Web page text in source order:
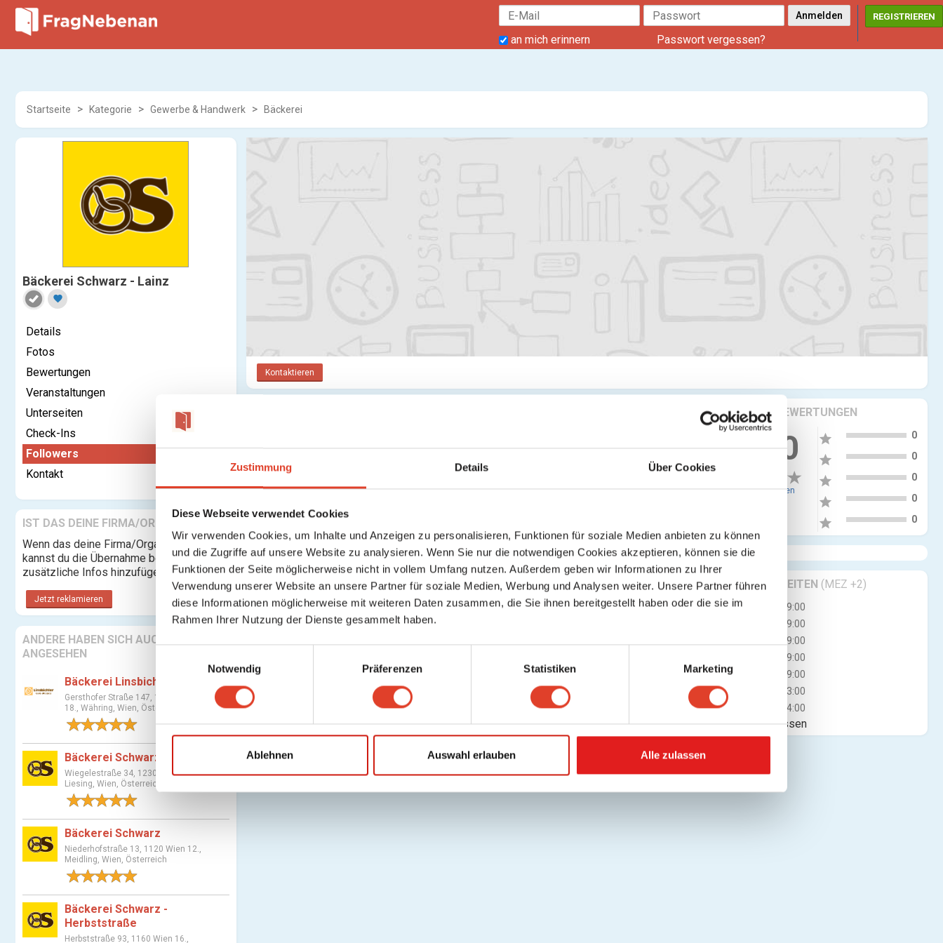
Zustimmung Details Über Cookies
Diese Webseite verwendet Cookies
Wir verwenden Cookies, um Inhalte und Anzeigen zu personalisieren, Funktionen für soziale Medien anbieten zu können
und die Zugriffe auf unsere Website zu analysieren. Wenn Sie nur die notwendigen Cookies akzeptieren, können sie die
Funktionen der Seite möglicherweise nicht in vollem Umfang nutzen. Außerdem geben wir Informationen zu Ihrer
Verwendung unserer Website an unsere Partner für soziale Medien, Werbung und Analysen weiter. Unsere Partner führen
diese Informationen möglicherweise mit weiteren Daten zusammen, die Sie ihnen bereitgestellt haben oder die sie im
Rahmen Ihrer Nutzung der Dienste gesammelt haben.
l
i
g
n
g
s
s
a
Notwendig Präferenzen Statistiken Marketing
Ablehnen Auswahl erlauben Alle zulassen
an mich erinnern Passwort vergessen?
REGISTRIEREN
Startseite Kategorie Gewerbe & Handwerk Bäckerei
Bäckerei Schwarz - Lainz
favorite
Details
Fotos
Bewertungen
Veranstaltungen
Unterseiten
Check-Ins
Followers
Kontakt
IST DAS DEINE FIRMA/ORGANISATION?
Wenn das deine Firma/Organisation ist,
kannst du die Übernahme beantragen und
zusätzliche Infos hinzufügen.
Jetzt reklamieren
ANDERE HABEN SICH AUCH
ANGESEHEN
Bäckerei Linsbichler
Gersthofer Straße 147, 1180 Wien
18., Währing, Wien, Österreich
1 Bewertung
Bäckerei Schwarz
Wiegelestraße 34, 1230 Wien 23.,
Liesing, Wien, Österreich
Bäckerei Schwarz
Niederhofstraße 13, 1120 Wien 12.,
Meidling, Wien, Österreich
Bäckerei Schwarz -
Herbststraße
Herbststraße 93, 1160 Wien 16.,
Kontaktieren
KRITIKEN & BEWERTUNGEN
0.00
0 Bewertungen
star 0
star 0
star 0
star 0
star 0
GESCHÄFTSZEITEN (MEZ +2)
Mo
06:00 - 19:00
06:00 - 19:00
06:00 - 19:00
06:00 - 19:00
Fr
06:00 - 19:00
Sa
06:00 - 13:00
So
06:00 - 14:00
Jetzt geschlossen
Suche
Keine weiteren Ergebnisse gefunden